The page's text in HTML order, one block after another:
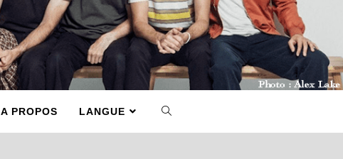
A PROPOS LANGUE